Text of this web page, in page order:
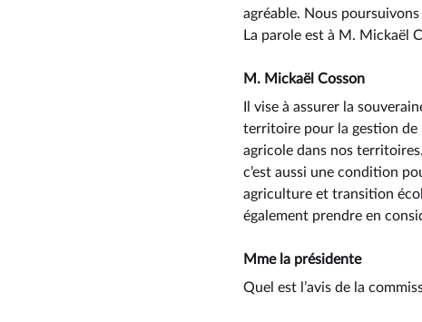
agréable. Nous
La parole est à M. Mickaël
M. Mickaël Cosson
Il vise à assurer la
territoire pour la gestion de
agricole dans nos
c’est aussi une condition
agriculture et transition
également prendre en
Mme la présidente
Quel est l’avis de la